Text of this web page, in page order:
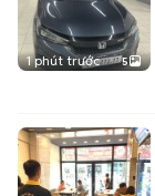
1 phút trước 5